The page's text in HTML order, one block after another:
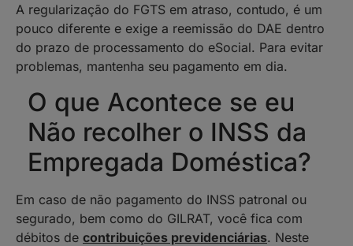
A regularização do FGTS em atraso, contudo, é um
pouco diferente e exige a reemissão do DAE dentro
do prazo de processamento do eSocial. Para evitar
problemas, mantenha seu pagamento em dia.
O que Acontece se eu
Não recolher o INSS da
Empregada Doméstica?
Em caso de não pagamento do INSS patronal ou
segurado, bem como do GILRAT, você fica com
débitos de contribuições previdenciárias. Neste